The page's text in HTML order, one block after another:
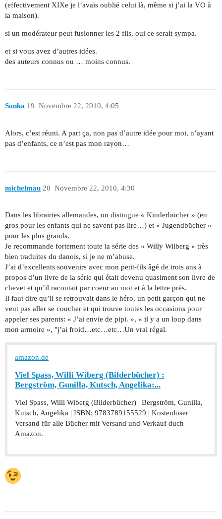
(effectivement XIXe je l’avais oublié celui là, même si j’ai la VO à
la maison).
si un modérateur peut fusionner les 2 fils, oui ce serait sympa.
et si vous avez d’autres idées.
des auteurs connus ou … moins connus.
Sonka Novembre 22, 2010, 4:05
19
Alors, c’est réuni. A part ça, non pas d’autre idée pour moi, n’ayant
pas d’enfants, ce n’est pas mon rayon…
michelmau Novembre 22, 2010, 4:30
20
Dans les librairies allemandes, on distingue « Kinderbücher » (en
gros pour les enfants qui ne savent pas lire…) et « Jugendbücher »
pour les plus grands.
Je recommande fortement toute la série des « Willy Wilberg » très
bien traduites du danois, si je ne m’abuse.
J’ai d’excellents souvenirs avec mon petit-fils âgé de trois ans à
propos d’un livre de la série qui était devenu quasiment son livre de
chevet et qu’il racontait par coeur au mot et à la lettre près.
Il faut dire qu’il se retrouvait dans le héro, un petit garçon qui ne
veut pas aller se coucher et qui trouve toutes les occasions pour
appeler ses parents: « J’ai envie de pipi. », « il y a un loup dans
mon armoire », "j’ai froid…etc…etc…Un vrai régal.
amazon.de
Viel Spass, Willi Wiberg (Bilderbücher) :
Bergström, Gunilla, Kutsch, Angelika:...
Viel Spass, Willi Wiberg (Bilderbücher) | Bergström, Gunilla,
Kutsch, Angelika | ISBN: 9783789155529 | Kostenloser
Versand für alle Bücher mit Versand und Verkauf duch
Amazon.